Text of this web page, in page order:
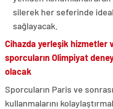
silerek her seferinde
sağlayacak.
Cihazda yerleşik hizmetler
sporcuların Olimpiyat
olacak
Sporcuların Paris ve
kullanmalarını